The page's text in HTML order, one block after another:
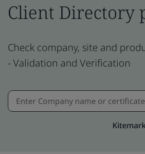
Client Directory
Check company, site and
- Validation and Verification